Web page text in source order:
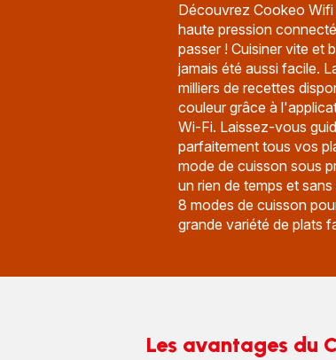
Découvrez Cookeo Wifi
haute pression
passer ! Cuisiner vite et
jamais été aussi facile.
milliers de recettes
couleur grâce à
Wi-Fi. Laissez-vous
parfaitement tous vos
mode de cuisson sous
un rien de temps et
8 modes de cuisson
grande variété de plats
Les avantages du